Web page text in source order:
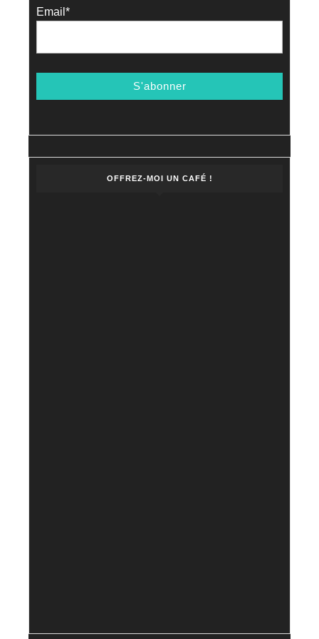
Email*
OFFREZ-MOI UN CAFÉ !